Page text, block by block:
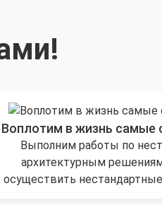
Воплотим в жизнь самые
Выполним работы по
архитектурным
осуществить